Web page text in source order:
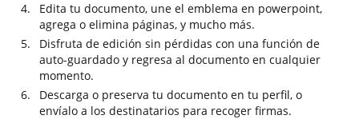
Edita tu documento, une el emblema en powerpoint,
agrega o elimina páginas, y mucho más.
Disfruta de edición sin pérdidas con una función de
auto-guardado y regresa al documento en cualquier
momento.
Descarga o preserva tu documento en tu perfil, o
envíalo a los destinatarios para recoger firmas.